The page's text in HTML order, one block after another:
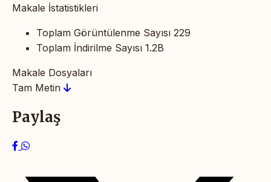
Makale İstatistikleri
Toplam Görüntülenme Sayısı 229
Toplam İndirilme Sayısı 1.2B
Makale Dosyaları
Tam Metin
Paylaş